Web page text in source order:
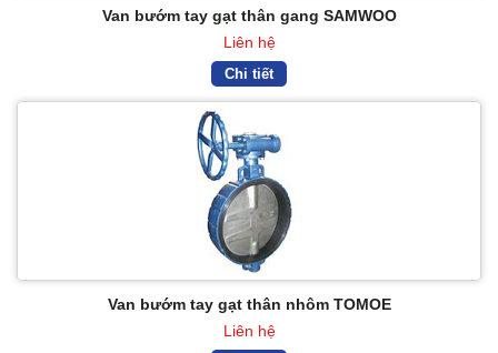
Van bướm tay gạt thân gang SAMWOO
Liên hệ
Chi tiết
Van bướm tay gạt thân nhôm TOMOE
Liên hệ